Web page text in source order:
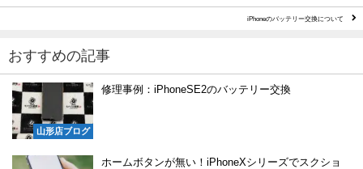
iPhoneのバッテリー交換について
おすすめの記事
山形店ブログ
修理事例：iPhoneSE2のバッテリー交換
ホームボタンが無い！iPhoneXシリーズでスクショ